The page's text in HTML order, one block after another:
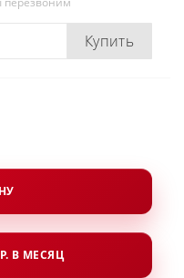
Купить
В МЕСЯЦ